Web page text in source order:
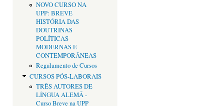
NOVO CURSO NA
UPP: BREVE
HISTÓRIA DAS
DOUTRINAS
POLÍTICAS
MODERNAS E
CONTEMPORÂNEAS
Regulamento de Cursos
CURSOS PÓS-LABORAIS
TRÊS AUTORES DE
LÍNGUA ALEMÃ -
Curso Breve na UPP